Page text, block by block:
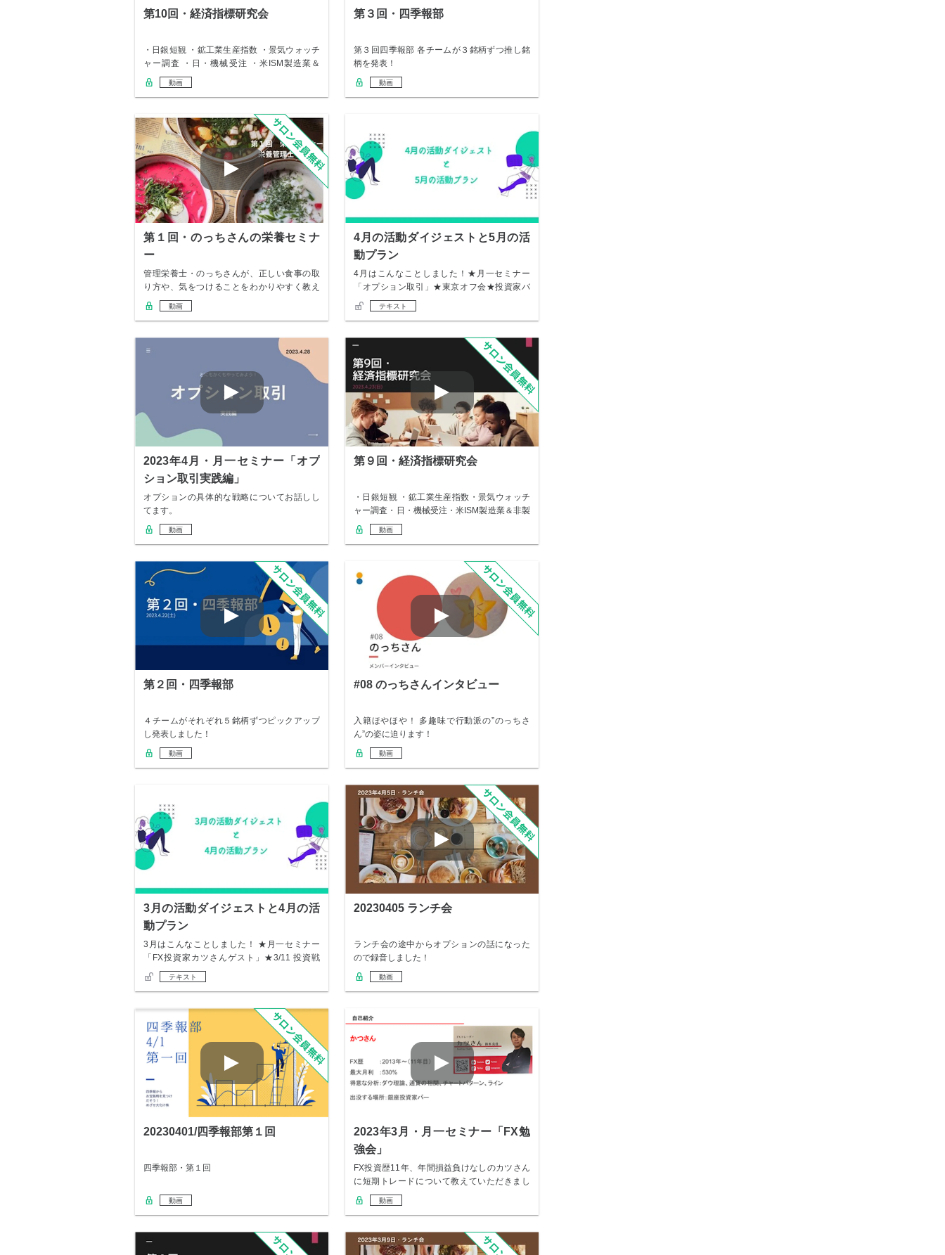
第10回・経済指標研究会
・日銀短観 ・鉱工業生産指数 ・景気ウォッチ
ャー調査 ・日・機械受注 ・米ISM製造業＆
非…
動画
第３回・四季報部
第３回四季報部 各チームが３銘柄ずつ推し銘
柄を発表！
動画
第１回・のっちさんの栄養セミナ
ー
管理栄養士・のっちさんが、正しい食事の取
り方や、気をつけることをわかりやすく教え
てくれまし…
動画
4月の活動ダイジェストと5月の活
動プラン
4月はこんなことしました！★月一セミナー
「オプション取引」★東京オフ会★投資家バ
ー ミニオ…
テキスト
2023年4月・月一セミナー「オプ
ション取引実践編」
オプションの具体的な戦略についてお話しし
てます。
動画
第９回・経済指標研究会
・日銀短観 ・鉱工業生産指数・景気ウォッチ
ャー調査・日・機械受注・米ISM製造業＆非製
造業…
動画
第２回・四季報部
４チームがそれぞれ５銘柄ずつピックアップ
し発表しました！
動画
#08 のっちさんインタビュー
入籍ほやほや！ 多趣味で行動派の”のっちさ
ん”の姿に迫ります！
動画
3月の活動ダイジェストと4月の活
動プラン
3月はこんなことしました！ ★月一セミナー
「FX投資家カツさんゲスト」★3/11 投資戦
略…
テキスト
20230405 ランチ会
ランチ会の途中からオプションの話になった
ので録音しました！
動画
20230401/四季報部第１回
四季報部・第１回
動画
2023年3月・月一セミナー「FX勉
強会」
FX投資歴11年、年間損益負けなしのカツさん
に短期トレードについて教えていただきまし
た！ …
動画